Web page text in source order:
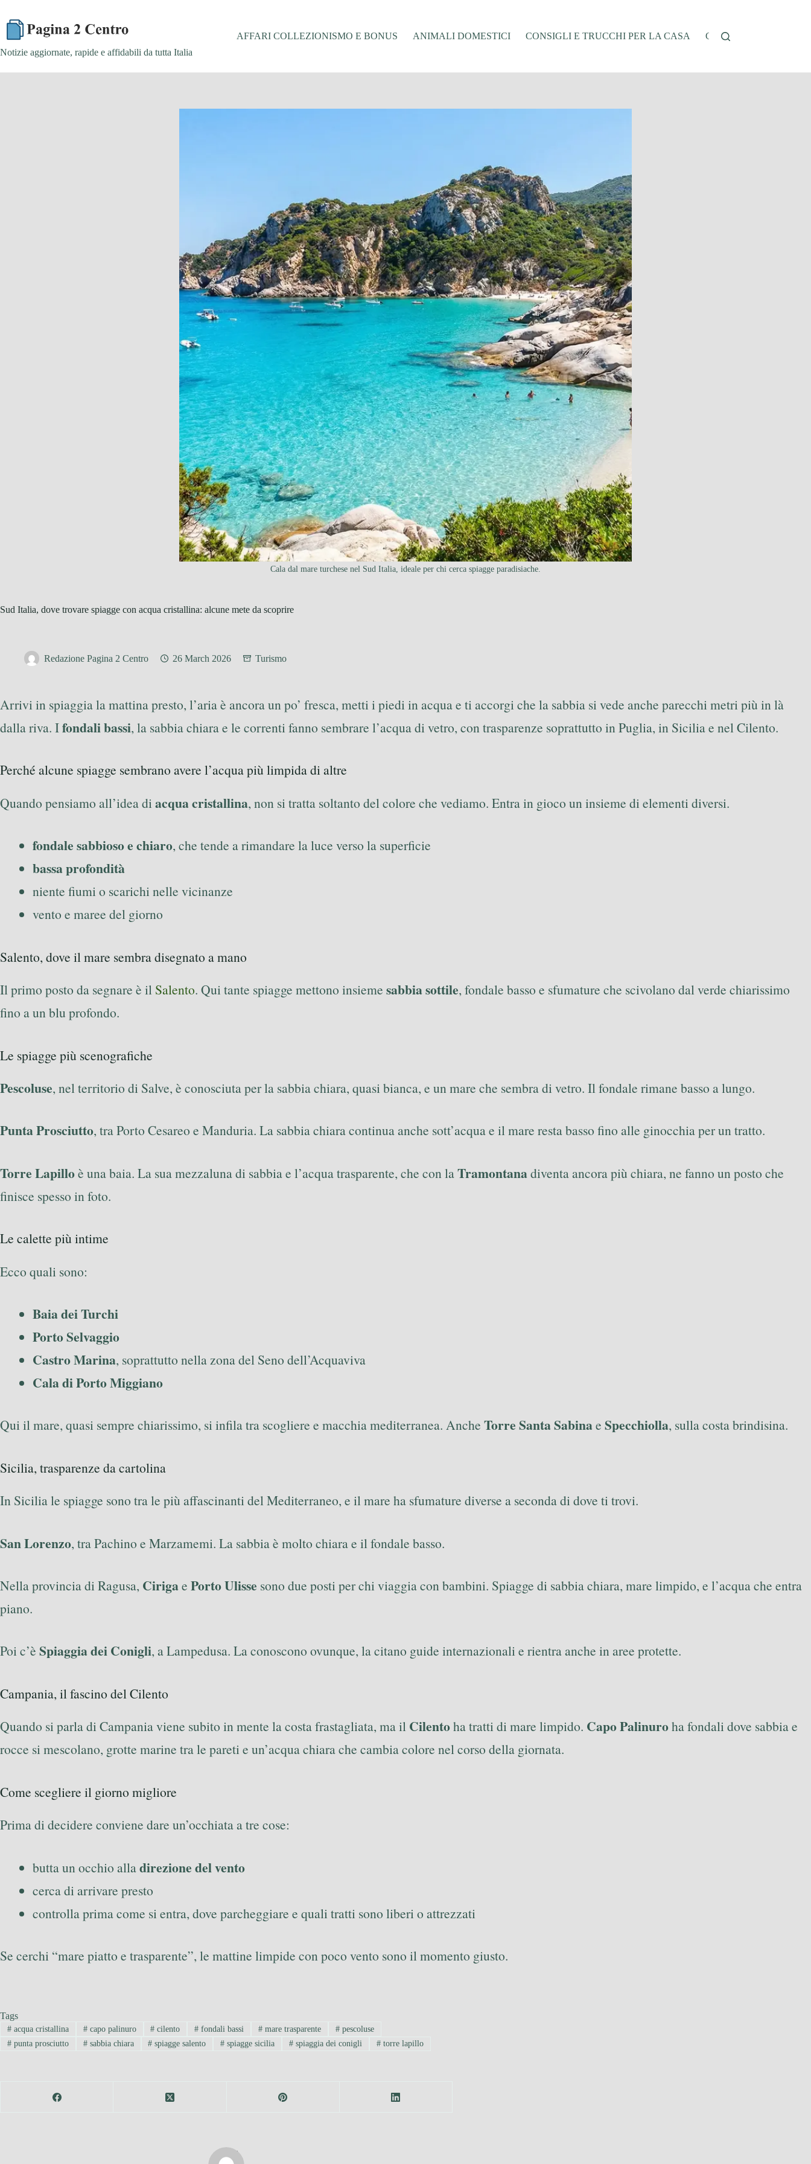
content
Notizie aggiornate, rapide e affidabili da tutta Italia
AFFARI COLLEZIONISMO E BONUS ANIMALI DOMESTICI CONSIGLI E TRUCCHI PER LA CASA CUCINA E RICETTE
Cala dal mare turchese nel Sud Italia, ideale per chi cerca spiagge paradisiache.
Sud Italia, dove trovare spiagge con acqua cristallina: alcune mete da scoprire
Redazione Pagina 2 Centro 26 March 2026 Turismo
Arrivi in spiaggia la mattina presto, l’aria è ancora un po’ fresca, metti i piedi in acqua e ti accorgi che la sabbia si vede anche parecchi metri più in là
dalla riva. Ifondali bassi, la sabbia chiara e le correnti fanno sembrare l’acqua di vetro, con trasparenze soprattutto in Puglia, in Sicilia e nel Cilento.
Perché alcune spiagge sembrano avere l’acqua più limpida di altre
Quando pensiamo all’idea diacqua cristallina, non si tratta soltanto del colore che vediamo. Entra in gioco un insieme di elementi diversi.
fondale sabbioso e chiaro, che tende a rimandare la luce verso la superficie
bassa profondità
niente fiumi o scarichi nelle vicinanze
vento e maree del giorno
Salento, dove il mare sembra disegnato a mano
Il primo posto da segnare è il Salento. Qui tante spiagge mettono insieme sabbia sottile, fondale basso e sfumature che scivolano dal verde chiarissimo
fino a un blu profondo.
Le spiagge più scenografiche
Pescoluse, nel territorio di Salve, è conosciuta per la sabbia chiara, quasi bianca, e un mare che sembra di vetro. Il fondale rimane basso a lungo.
Punta Prosciutto, tra Porto Cesareo e Manduria. La sabbia chiara continua anche sott’acqua e il mare resta basso fino alle ginocchia per un tratto.
Torre Lapilloè una baia. La sua mezzaluna di sabbia e l’acqua trasparente, che con laTramontanadiventa ancora più chiara, ne fanno un posto che
finisce spesso in foto.
Le calette più intime
Ecco quali sono:
Baia dei Turchi
Porto Selvaggio
Castro Marina, soprattutto nella zona del Seno dell’Acquaviva
Cala di Porto Miggiano
Qui il mare, quasi sempre chiarissimo, si infila tra scogliere e macchia mediterranea. Anche Torre Santa Sabinae Specchiolla, sulla costa brindisina.
Sicilia, trasparenze da cartolina
In Sicilia le spiagge sono tra le più affascinanti del Mediterraneo, e il mare ha sfumature diverse a seconda di dove ti trovi.
San Lorenzo, tra Pachino e Marzamemi. La sabbia è molto chiara e il fondale basso.
Nella provincia di Ragusa, Cirigae Porto Ulisse sono due posti per chi viaggia con bambini. Spiagge di sabbia chiara, mare limpido, e l’acqua che entra
piano.
Poi c’è Spiaggia dei Conigli, a Lampedusa. La conoscono ovunque, la citano guide internazionali e rientra anche in aree protette.
Campania, il fascino del Cilento
Quando si parla di Campania viene subito in mente la costa frastagliata, ma il Cilentoha tratti di mare limpido. Capo Palinuroha fondali dove sabbia e
rocce si mescolano, grotte marine tra le pareti e un’acqua chiara che cambia colore nel corso della giornata.
Come scegliere il giorno migliore
Prima di decidere conviene dare un’occhiata a tre cose:
butta un occhio alladirezione del vento
cerca di arrivare presto
controlla prima come si entra, dove parcheggiare e quali tratti sono liberi o attrezzati
Se cerchi “mare piatto e trasparente”, le mattine limpide con poco vento sono il momento giusto.
Tags
#acqua cristallina #capo palinuro # cilento # fondali bassi # mare trasparente #pescoluse
#punta prosciutto #sabbia chiara # spiagge salento # spiagge sicilia # spiaggia dei conigli #torre lapillo